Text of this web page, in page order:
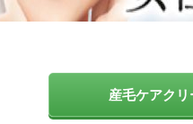
産毛ケアク